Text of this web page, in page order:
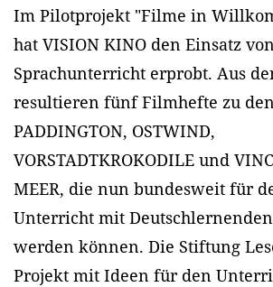
Im Pilotprojekt "Filme in
hat VISION KINO den Einsatz
Sprachunterricht erprobt. Aus
resultieren fünf Filmhefte zu
PADDINGTON, OSTWIND,
VORSTADTKROKODILE und
MEER, die nun bundesweit für
Unterricht mit
werden können. Die Stiftung
Projekt mit Ideen für den